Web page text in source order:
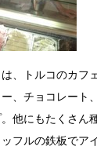
、トルコのカフ
、チョコレート
他にもたくさん
フルの鉄板でア